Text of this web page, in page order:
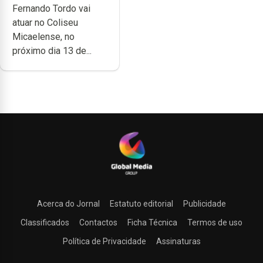
Micaelense
Fernando Tordo vai
atuar no Coliseu
Micaelense, no
próximo dia 13 de...
Acerca do Jornal Estatuto editorial
Publicidade
Classificados
Contactos Ficha Técnica
Termos de uso
Política de Privacidade
Assinaturas